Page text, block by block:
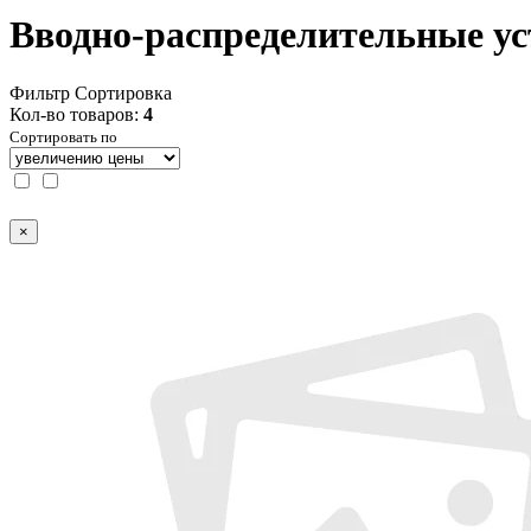
Вводно-распределительные
Фильтр Сортировка
Кол-во товаров: 4
Сортировать по
×